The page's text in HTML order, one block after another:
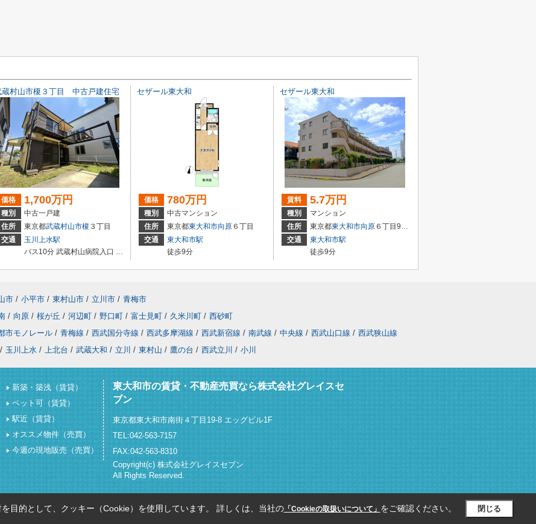
蔵村山市榎３丁目 中古戸建住宅
価格 1,700万円
種別
中古一戸建
住所
東京都武蔵村山市榎 ３丁目
交通
玉川上水駅
バス10分 武蔵村山病院入口 停歩7分
セザール東大和
価格 780万円
種別
中古マンション
住所
東京都東大和市向原 ６丁目
交通
東大和市駅
徒歩9分
セザール東大和
賃料 5.7万円
種別
マンション
住所
東京都東大和市向原 ６丁目935-1
交通
東大和市駅
徒歩9分
市 / 小平市 / 東村山市 / 立川市 / 青梅市
/ 向原 / 桜が丘 / 河辺町 / 野口町 / 富士見町 / 久米川町 / 西砂町
市モノレール / 青梅線 / 西武国分寺線 / 西武多摩湖線 / 西武新宿線 / 南武線 / 中央線 / 西武山口線 / 西武狭山線
/ 玉川上水 / 上北台 / 武蔵大和 / 立川 / 東村山 / 鷹の台 / 西武立川 / 小川
新築・築浅（賃貸）
ペット可（賃貸）
駅近（賃貸）
オススメ物件（売買）
今週の現地販売（売買）
東大和市の賃貸・不動産売買なら株式会社グレイスセ
ブン
東京都東大和市南街４丁目19-8 エッグビル1F
TEL:042-563-7157
FAX:042-563-8310
Copyright(c) 株式会社グレイスセブン
All Rights Reserved.
目的として、クッキー（Cookie）を使用しています。 詳しくは、当社の「Cookieの取扱いについて」 をご確認ください。 閉じる